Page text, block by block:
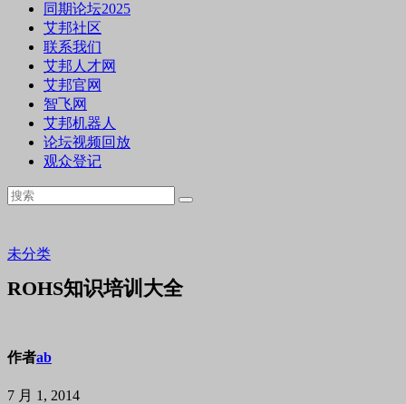
同期论坛2025
艾邦社区
联系我们
艾邦人才网
艾邦官网
智飞网
艾邦机器人
论坛视频回放
观众登记
未分类
ROHS知识培训大全
作者ab
7 月 1, 2014